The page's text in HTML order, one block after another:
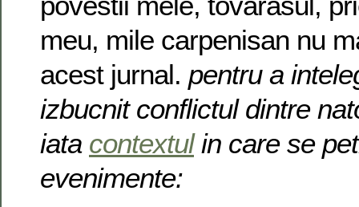
meu, mile carpenisan nu
acest jurnal. pentru a
izbucnit conflictul dintre
iata contextulin care se
evenimente: